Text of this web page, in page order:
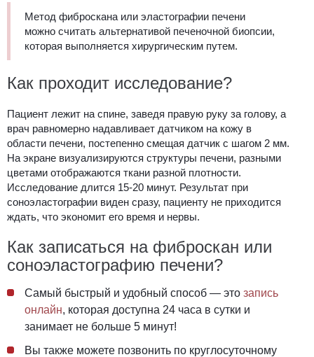
Метод фиброскана или эластографии печени
можно считать альтернативой печеночной биопсии,
которая выполняется хирургическим путем.
Как проходит исследование?
Пациент лежит на спине, заведя правую руку за голову, а
врач равномерно надавливает датчиком на кожу в
области печени, постепенно смещая датчик с шагом 2 мм.
На экране визуализируются структуры печени, разными
цветами отображаются ткани разной плотности.
Исследование длится 15-20 минут. Результат при
соноэластографии виден сразу, пациенту не приходится
ждать, что экономит его время и нервы.
Как записаться на фиброскан или
соноэластографию печени?
Самый быстрый и удобный способ — это запись
онлайн, которая доступна 24 часа в сутки и
занимает не больше 5 минут!
Вы также можете позвонить по круглосуточному